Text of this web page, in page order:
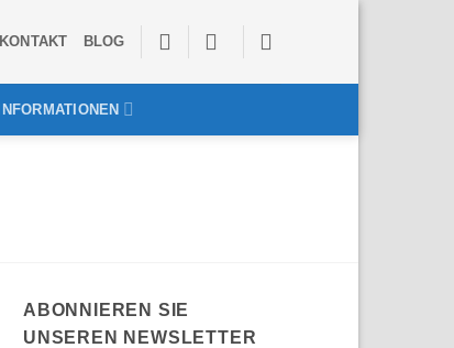
KONTAKT BLOG
INFORMATIONEN
ABONNIEREN SIE
UNSEREN NEWSLETTER